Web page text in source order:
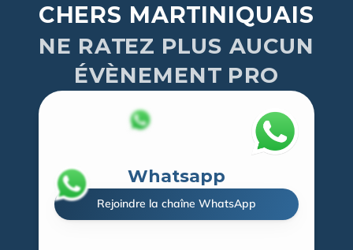
CHERS MARTINIQUAIS
NE RATEZ PLUS AUCUN
ÉVÈNEMENT PRO
Whatsapp
Rejoindre la chaîne WhatsApp